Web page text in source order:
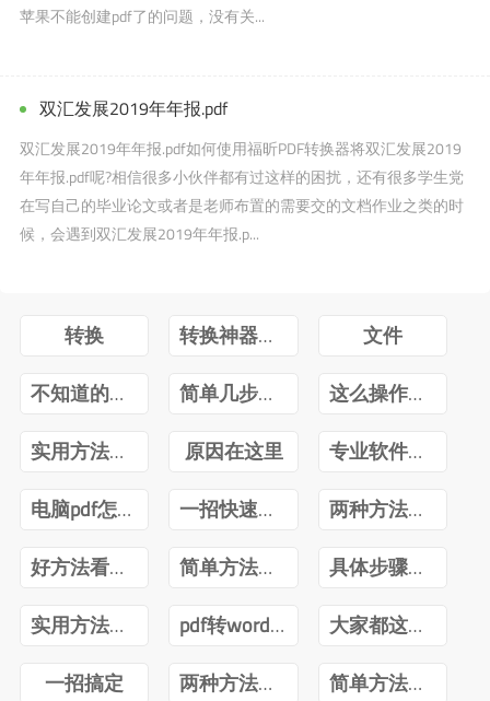
苹果不能创建pdf了的问题，没有关...
双汇发展2019年年报.pdf
双汇发展2019年年报.pdf如何使用福昕PDF转换器将双汇发展2019
年年报.pdf呢?相信很多小伙伴都有过这样的困扰，还有很多学生党
在写自己的毕业论文或者是老师布置的需要交的文档作业之类的时
候，会遇到双汇发展2019年年报.p...
转换 转换神器不可少
文件
不知道的快来看
简单几步轻松搞定
这么操作简单有效
实用方法推荐
原因在这里
专业软件不可少
电脑pdf怎么转换成word
一招快速解决
两种方法可供选择
好方法看这里
简单方法快速解决
具体步骤分享
实用方法分享
pdf转word有免费的吗
大家都这么做
一招搞定
两种方法可解决
简单方法快速搞定